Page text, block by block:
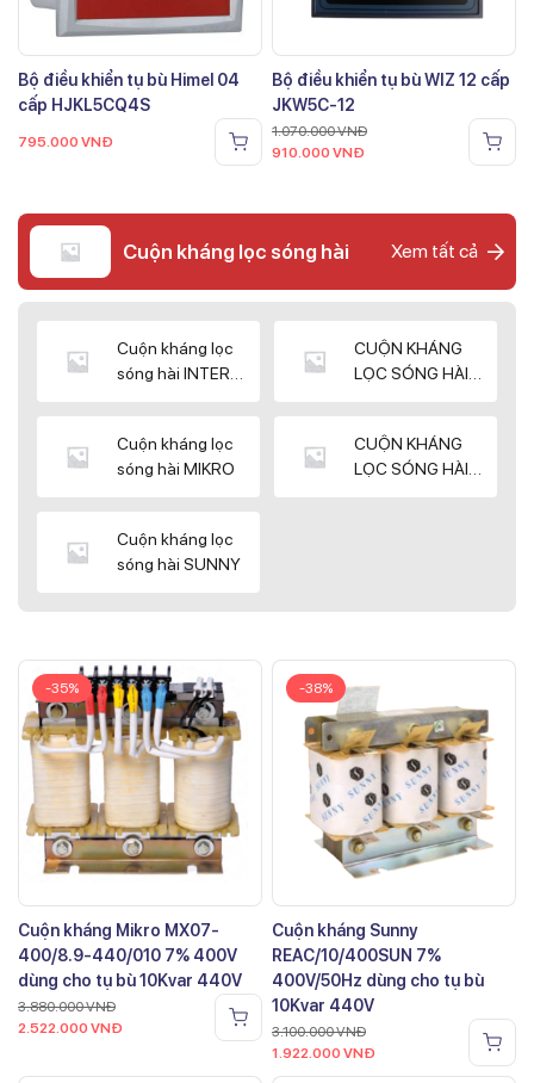
Bộ điều khiển tụ bù Himel 04
cấp HJKL5CQ4S
795.000 VNĐ
Bộ điều khiển tụ bù WIZ 12 cấp
JKW5C-12
1.070.000VNĐ
910.000 VNĐ
Cuộn kháng lọc sóng hài Xem tất cả
Cuộn kháng lọc
sóng hài INTER
CUỘN KHÁNG
LỌC SÓNG HÀI
Cuộn kháng lọc
sóng hài MIKRO
CUỘN KHÁNG
LỌC SÓNG HÀI
Cuộn kháng lọc
sóng hài SUNNY
-35%
Cuộn kháng Mikro MX07-
400/8.9-440/010 7% 400V
dùng cho tụ bù 10Kvar 440V
3.880.000VNĐ
2.522.000 VNĐ
-38%
Cuộn kháng Sunny
REAC/10/400SUN 7%
400V/50Hz dùng cho tụ bù
10Kvar 440V
3.100.000VNĐ
1.922.000 VNĐ